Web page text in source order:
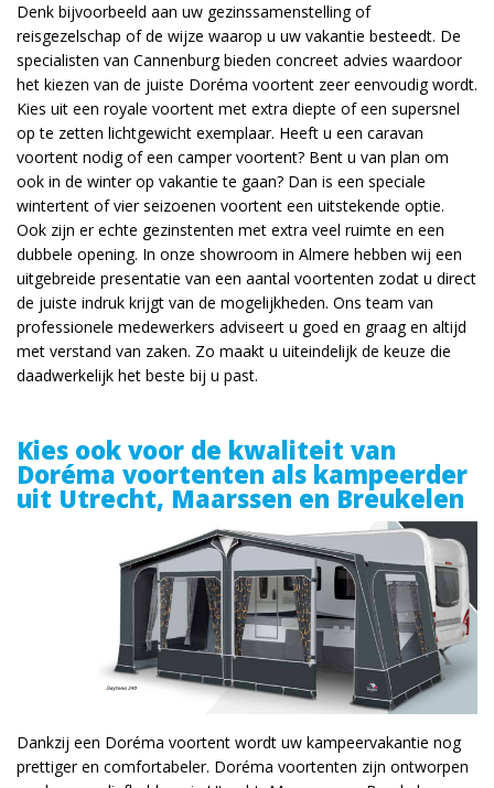
Denk bijvoorbeeld aan uw gezinssamenstelling of
reisgezelschap of de wijze waarop u uw vakantie besteedt. De
specialisten van Cannenburg bieden concreet advies waardoor
het kiezen van de juiste Doréma voortent zeer eenvoudig wordt.
Kies uit een royale voortent met extra diepte of een supersnel
op te zetten lichtgewicht exemplaar. Heeft u een caravan
voortent nodig of een camper voortent? Bent u van plan om
ook in de winter op vakantie te gaan? Dan is een speciale
wintertent of vier seizoenen voortent een uitstekende optie.
Ook zijn er echte gezinstenten met extra veel ruimte en een
dubbele opening. In onze showroom in Almere hebben wij een
uitgebreide presentatie van een aantal voortenten zodat u direct
de juiste indruk krijgt van de mogelijkheden. Ons team van
professionele medewerkers adviseert u goed en graag en altijd
met verstand van zaken. Zo maakt u uiteindelijk de keuze die
daadwerkelijk het beste bij u past.
Kies ook voor de kwaliteit van
Doréma voortenten als kampeerder
uit Utrecht, Maarssen en Breukelen
Dankzij een Doréma voortent wordt uw kampeervakantie nog
prettiger en comfortabeler. Doréma voortenten zijn ontworpen